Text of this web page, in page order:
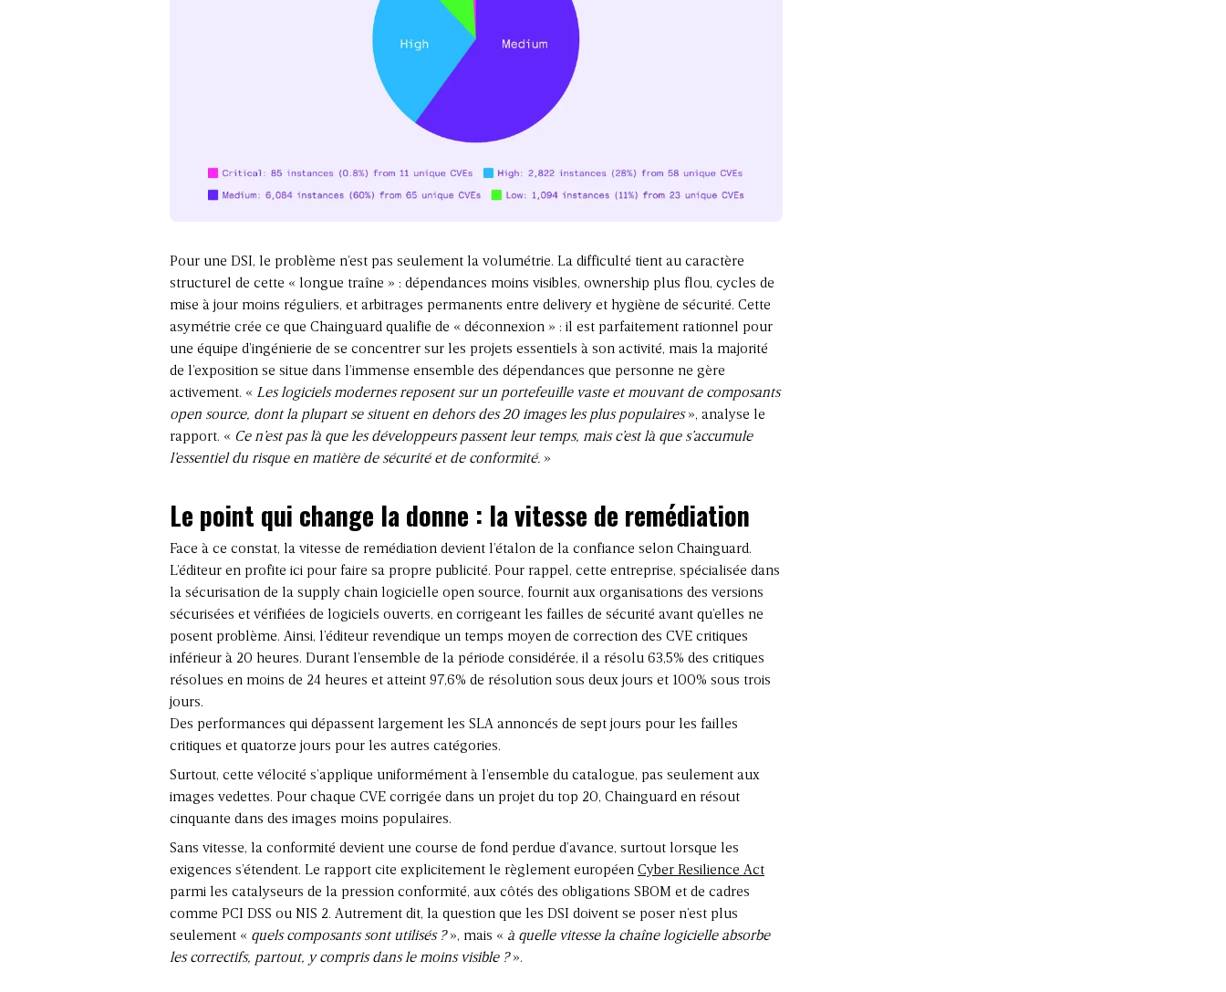
Pour une DSI, le problème n’est pas seulement la volumétrie. La difficulté tient au caractère
structurel de cette « longue traîne » : dépendances moins visibles, ownership plus flou, cycles de
mise à jour moins réguliers, et arbitrages permanents entre delivery et hygiène de sécurité. Cette
asymétrie crée ce que Chainguard qualifie de « déconnexion » : il est parfaitement rationnel pour
une équipe d’ingénierie de se concentrer sur les projets essentiels à son activité, mais la majorité
de l’exposition se situe dans l’immense ensemble des dépendances que personne ne gère
activement. « Les logiciels modernes reposent sur un portefeuille vaste et mouvant de composants
open source, dont la plupart se situent en dehors des 20 images les plus populaires», analyse le
rapport. « Ce n’est pas là que les développeurs passent leur temps, mais c’est là que s’accumule
l’essentiel du risque en matière de sécurité et de conformité. »
Le point qui change la donne : la vitesse de remédiation
Face à ce constat, la vitesse de remédiation devient l’étalon de la confiance selon Chainguard.
L’éditeur en profite ici pour faire sa propre publicité. Pour rappel, cette entreprise, spécialisée dans
la sécurisation de la supply chain logicielle open source, fournit aux organisations des versions
sécurisées et vérifiées de logiciels ouverts, en corrigeant les failles de sécurité avant qu’elles ne
posent problème. Ainsi, l’éditeur revendique un temps moyen de correction des CVE critiques
inférieur à 20 heures. Durant l’ensemble de la période considérée, il a résolu 63,5% des critiques
résolues en moins de 24 heures et atteint 97,6% de résolution sous deux jours et 100% sous trois
jours.
Des performances qui dépassent largement les SLA annoncés de sept jours pour les failles
critiques et quatorze jours pour les autres catégories.
Surtout, cette vélocité s’applique uniformément à l’ensemble du catalogue, pas seulement aux
images vedettes. Pour chaque CVE corrigée dans un projet du top 20, Chainguard en résout
cinquante dans des images moins populaires.
Sans vitesse, la conformité devient une course de fond perdue d’avance, surtout lorsque les
exigences s’étendent. Le rapport cite explicitement le règlement européen Cyber Resilience Act
parmi les catalyseurs de la pression conformité, aux côtés des obligations SBOM et de cadres
comme PCI DSS ou NIS 2. Autrement dit, la question que les DSI doivent se poser n’est plus
seulement « quels composants sont utilisés ?», mais « à quelle vitesse la chaîne logicielle absorbe
les correctifs, partout, y compris dans le moins visible ?».